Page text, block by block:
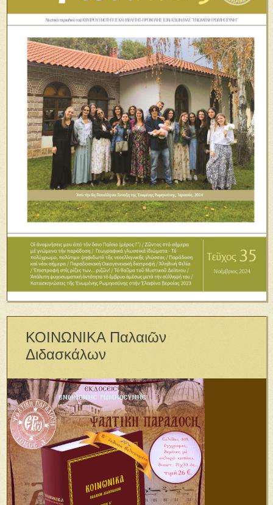
ΚΟΙΝΩΝΙΚΑ Παλαιῶν
Διδασκάλων